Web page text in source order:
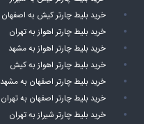
خرید بلیط چارتر کیش به اصفهان
خرید بلیط چارتر اهواز به تهران
خرید بلیط چارتر اهواز به مشهد
خرید بلیط چارتر اهواز به کیش
خرید بلیط چارتر اصفهان به مشهد
خرید بلیط چارتر اصفهان به تهران
خرید بلیط چارتر شیراز به تهران